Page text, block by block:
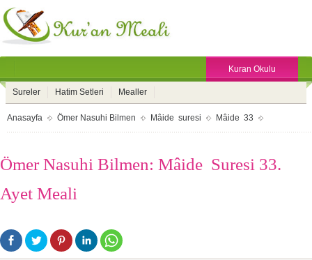
Kuran Okulu
Sureler Hatim Setleri Mealler
Anasayfa Ömer Nasuhi Bilmen Mâide suresi Mâide 33
Ömer Nasuhi Bilmen: Mâide Suresi 33.
Ayet Meali